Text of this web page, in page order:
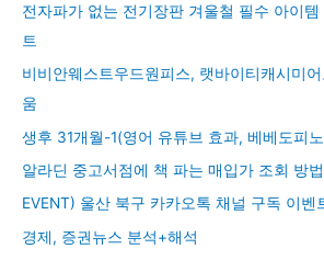
전자파가 없는 전기장판 겨울철 필수 아이
트
비비안웨스트우드원피스, 랫바이티캐시미
움
생후 31개월-1(영어 유튜브 효과, 베베도피
알라딘 중고서점에 책 파는 매입가 조회 방법
EVENT) 울산 북구 카카오톡 채널 구독 이벤
경제, 증권뉴스 분석+해석